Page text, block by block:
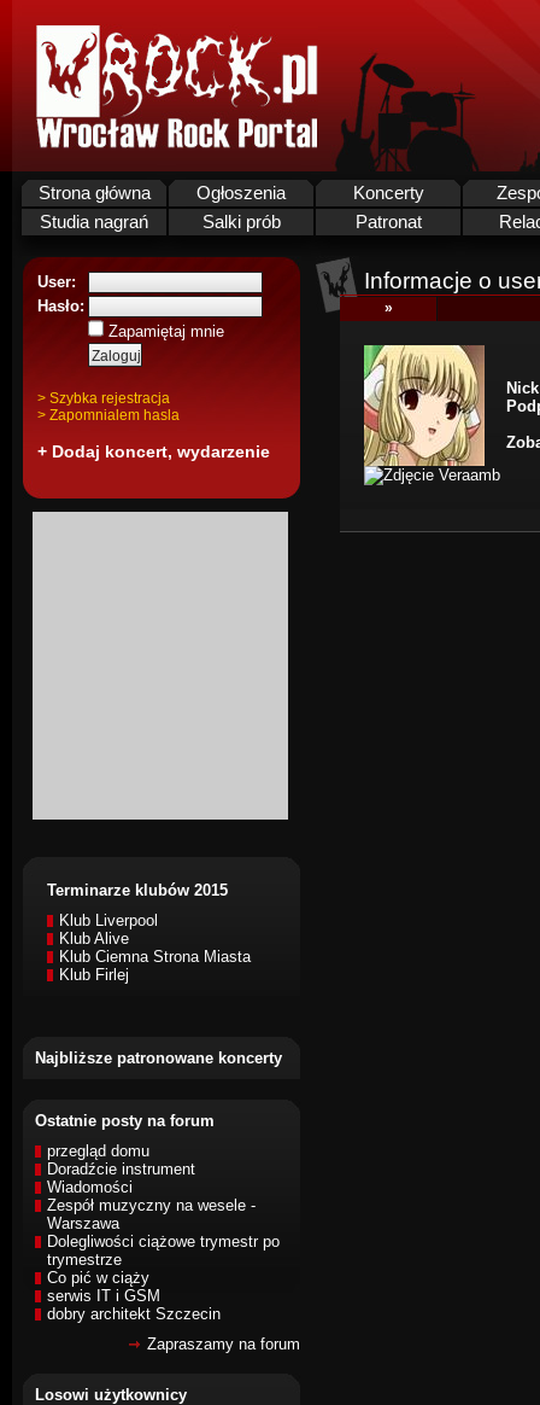
Strona główna Ogłoszenia Koncerty
Studia nagrań
Salki prób Patronat
User:
Hasło:
Zapamiętaj mnie
> Szybka rejestracja
> Zapomnialem hasla
+ Dodaj koncert, wydarzenie
Terminarze klubów 2015
Klub Liverpool
Klub Alive
Klub Ciemna Strona Miasta
Klub Firlej
Najbliższe patronowane koncerty
Ostatnie posty na forum
przegląd domu
Doradźcie instrument
Wiadomości
Zespół muzyczny na wesele -
Warszawa
Dolegliwości ciążowe trymestr po
trymestrze
Co pić w ciąży
serwis IT i GSM
dobry architekt Szczecin
Zapraszamy na forum
Losowi użytkownicy
Informacje o
»